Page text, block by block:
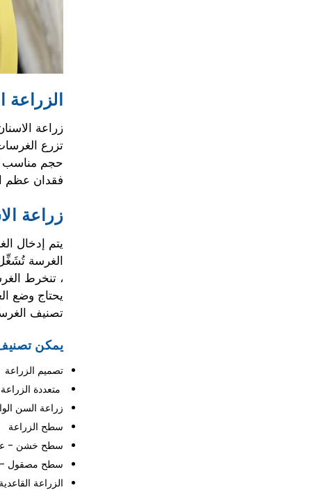
الزراعة
زراعة
تزرع
حجم مناسب
فقدان عظم
زراعة
يتم إدخال
الغرسة
، تنخرط
يحتاج وضع
تصنيف
يمكن
تصميم الزراعة
متعددة
زراعة السن
سطح الزراعة
سطح خشن -
سطح مصقول -
الزراعة